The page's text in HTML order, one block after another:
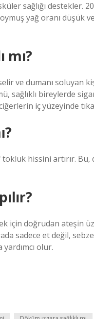
sağlığı destekler.
yağ oranı düşük
mı?
ve dumanı soluyan
sağlıklı bireylerde
iç yüzeyinde
hissini artırır.
için doğrudan ateşin
sadece et değil,
olur.